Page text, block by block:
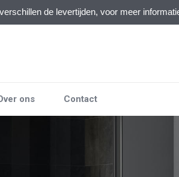
de levertijden, voor meer
ons Contact